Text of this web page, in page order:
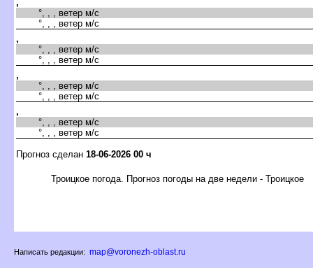
,
°, , , ветер м/с
°, , , ветер м/с
,
°, , , ветер м/с
°, , , ветер м/с
,
°, , , ветер м/с
°, , , ветер м/с
,
°, , , ветер м/с
°, , , ветер м/с
Прогноз сделан 18-06-2026 00 ч
Троицкое погода. Прогноз погоды на две недели - Троицкое
Написать редакции: map@voronezh-oblast.ru